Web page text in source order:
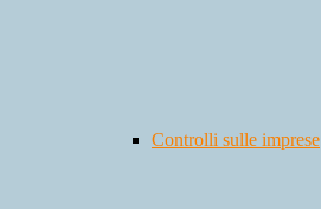
Controlli sulle imprese